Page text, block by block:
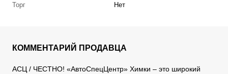
Торг
Нет
КОММЕНТАРИЙ ПРОДАВЦА
АСЦ / ЧЕСТНО! «АвтоСпецЦентр» Химки – это широкий